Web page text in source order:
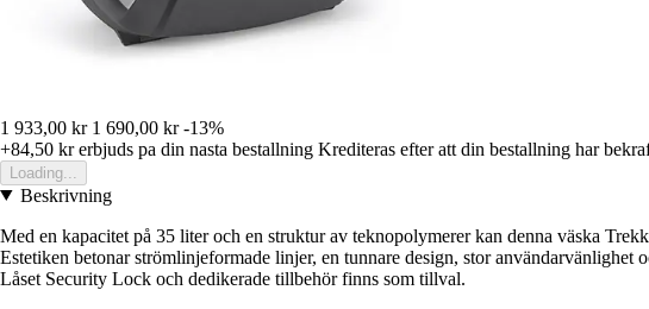
1 933,00 kr 1 690,00 kr -13%
+84,50 krerbjuds pa din nasta bestallning Krediteras efter att din bestallning har
Loading...
Beskrivning
Med en kapacitet på 35 liter och en struktur av teknopolymerer kan denna väska
Estetiken betonar strömlinjeformade linjer, en tunnare design, stor
Låset Security Lock och dedikerade tillbehör finns som tillval.